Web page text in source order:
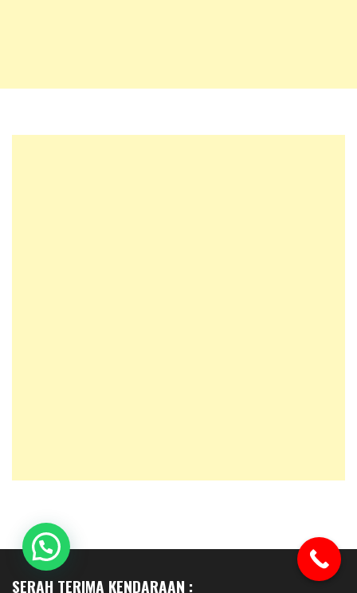
SERAH TERIMA KENDARAAN :